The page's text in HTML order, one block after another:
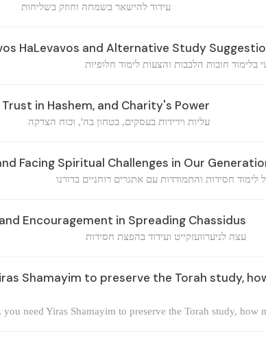
עידוד להישאר בשמחה וחוזק בשליחות
HaLevavos and Alternative Study
בלימוד חובות הלבבות והצעות לימוד חלופיות
in Hashem, and Charity's Power
עליות וירידות בעסקים, בטחון בה', וכוח הצדקה
Facing Spiritual Challenges in Our
לימוד חסידות והתמודדות עם אתגרים רוחניים בדורנו
Encouragement in Spreading Chassidus
עצה לניערוועזקייט ועידוד בהפצת חסידות
Shamayim to preserve the Torah study,
need Yiras Shamayim to preserve the Torah study, how